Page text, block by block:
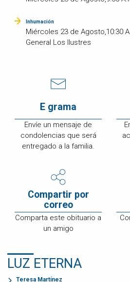
Inhumación
Miércoles 23 de Agosto,10:30 A.M.,en Cementerio
General Los Ilustres
E grama
Envíe un mensaje de
condolencias que será
entregado a la familia.
Compartir por
correo
Comparta este obituario a
un amigo
LUZ ETERNA
Teresa Martínez